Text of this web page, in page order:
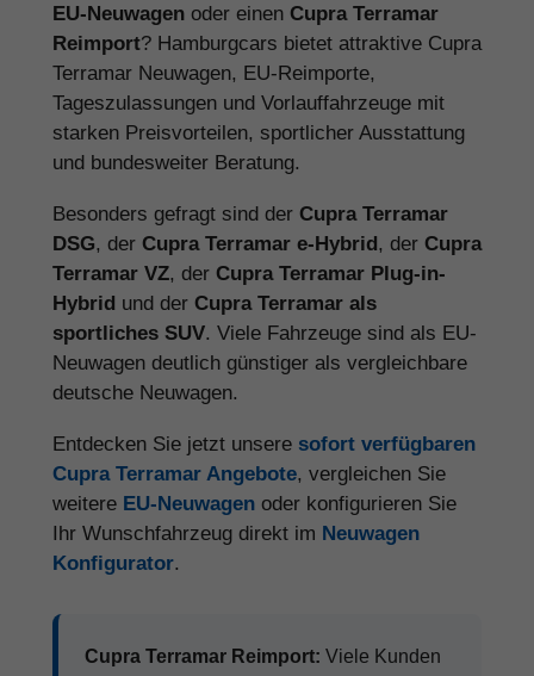
EU-Neuwagen oder einen Cupra Terramar
Reimport? Hamburgcars bietet attraktive Cupra
Terramar Neuwagen, EU-Reimporte,
Tageszulassungen und Vorlauffahrzeuge mit
starken Preisvorteilen, sportlicher Ausstattung
und bundesweiter Beratung.
Besonders gefragt sind der Cupra Terramar
DSG, der Cupra Terramar e-Hybrid, der Cupra
Terramar VZ, der Cupra Terramar Plug-in-
Hybrid und der Cupra Terramar als
sportliches SUV. Viele Fahrzeuge sind als EU-
Neuwagen deutlich günstiger als vergleichbare
deutsche Neuwagen.
Entdecken Sie jetzt unsere sofort verfügbaren
Cupra Terramar Angebote, vergleichen Sie
weitere EU-Neuwagen oder konfigurieren Sie
Ihr Wunschfahrzeug direkt im Neuwagen
Konfigurator.
Cupra Terramar Reimport: Viele Kunden